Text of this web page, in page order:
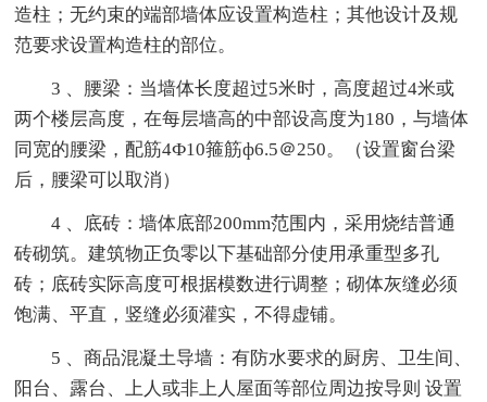
造柱；无约束的端部墙体应设置构造柱；其他设计及规
范要求设置构造柱的部位。
3 、腰梁：当墙体长度超过5米时，高度超过4米或
两个楼层高度，在每层墙高的中部设高度为180，与墙体
同宽的腰梁，配筋4Ф10箍筋ф6.5＠250。（设置窗台梁
后，腰梁可以取消）
4 、底砖：墙体底部200mm范围内，采用烧结普通
砖砌筑。建筑物正负零以下基础部分使用承重型多孔
砖；底砖实际高度可根据模数进行调整；砌体灰缝必须
饱满、平直，竖缝必须灌实，不得虚铺。
5 、商品混凝土导墙：有防水要求的厨房、卫生间、
阳台、露台、上人或非上人屋面等部位周边按导则 设置